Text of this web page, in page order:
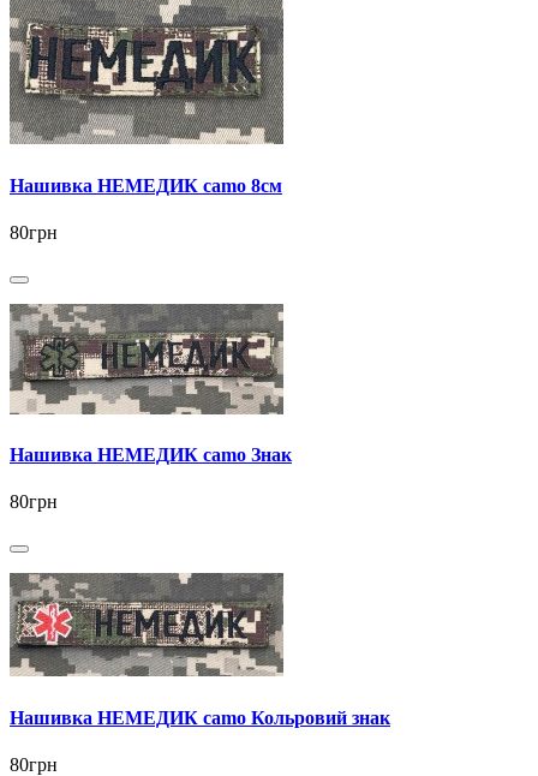
Нашивка НЕМЕДИК camo 8см
80грн
Нашивка НЕМЕДИК camo Знак
80грн
Нашивка НЕМЕДИК camo Кольровий знак
80грн